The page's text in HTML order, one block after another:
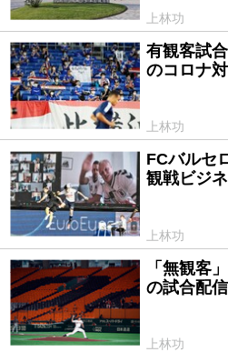
上林功
2020/07/18
有観客試
のコロナ
上林功
2020/07/03
FCバルセ
観戦ビジ
上林功
2020/06/25
「無観客
の試合配
上林功